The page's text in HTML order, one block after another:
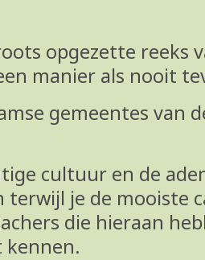
opgezette reeks
manier als nooit
gemeentes van
cultuur en de
terwijl je de mooiste
die hieraan
kennen.